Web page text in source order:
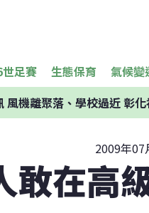
足賽 生態保育 氣候變
風機離聚落、學校過近 彰
2009年07
敢在高